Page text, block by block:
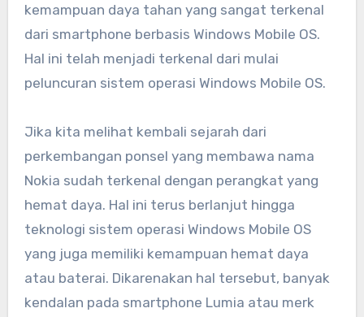
kemampuan daya tahan yang sangat terkenal
dari smartphone berbasis Windows Mobile OS.
Hal ini telah menjadi terkenal dari mulai
peluncuran sistem operasi Windows Mobile OS.
Jika kita melihat kembali sejarah dari
perkembangan ponsel yang membawa nama
Nokia sudah terkenal dengan perangkat yang
hemat daya. Hal ini terus berlanjut hingga
teknologi sistem operasi Windows Mobile OS
yang juga memiliki kemampuan hemat daya
atau baterai. Dikarenakan hal tersebut, banyak
kendalan pada smartphone Lumia atau merk